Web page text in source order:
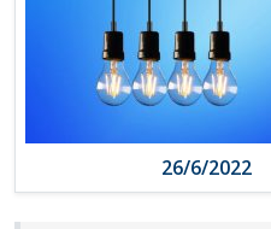
26/6/2022